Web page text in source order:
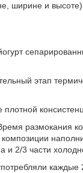
ширине и
этап
размокания
2/3 части
каждые